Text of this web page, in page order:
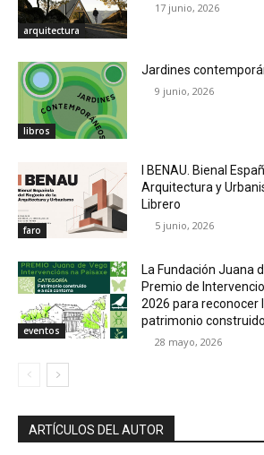
arquitectura
17 junio, 2026
libros
Jardines
9 junio, 2026
faro
I BENAU. Bienal
Arquitectura y
Librero
5 junio, 2026
eventos
La Fundación Juana
Premio de
2026 para reconocer
patrimonio
28 mayo, 2026
ARTÍCULOS DEL AUTOR